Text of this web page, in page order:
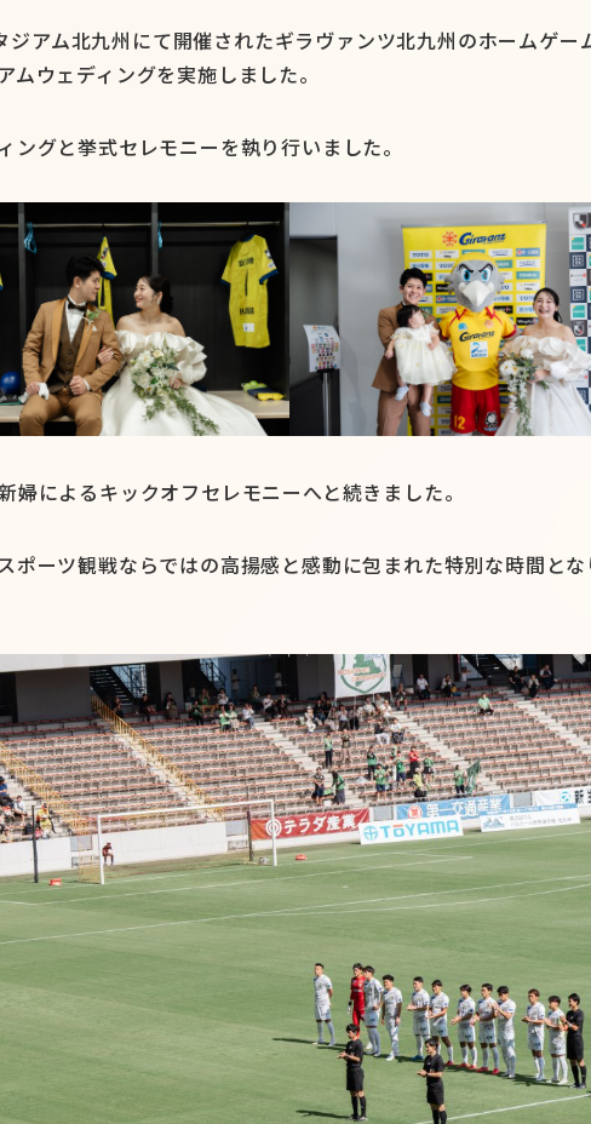
アム北九州にて開催されたギラヴァンツ北九州のホームゲー
ムウェディングを実施しました。
グと挙式セレモニーを執り行いました。
によるキックオフセレモニーへと続きました。
ポーツ観戦ならではの高揚感と感動に包まれた特別な時間と